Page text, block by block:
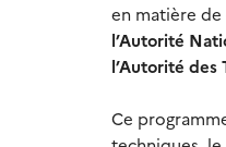
en matière
l’Autorité
l’Autorité des
Ce